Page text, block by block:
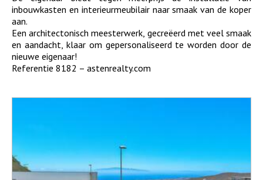
inbouwkasten en interieurmeubilair naar smaak van de koper
aan.
Een architectonisch meesterwerk, gecreëerd met veel smaak
en aandacht, klaar om gepersonaliseerd te worden door de
nieuwe eigenaar!
Referentie 8182 – astenrealty.com